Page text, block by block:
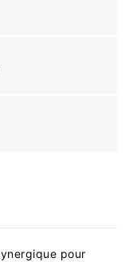
pour